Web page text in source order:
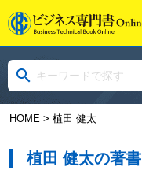
HOME> 植田 健太
植田 健太の著書